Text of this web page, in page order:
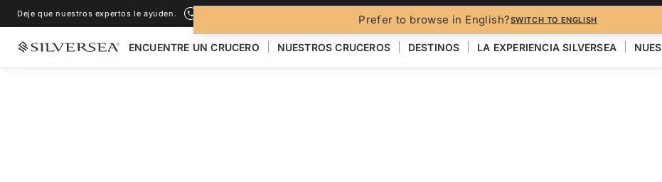
Prefer to browse in English?SWITCH TO ENGLISH
Deje que nuestros expertos le ayuden.
ENCUENTRE UN CRUCERO NUESTROS CRUCEROS DESTINOS LA EXPERIENCIA SILVERSEA